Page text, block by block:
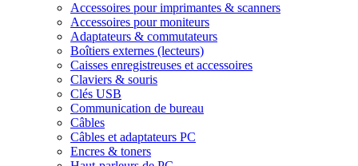
Accessoires pour imprimantes & scanners
Accessoires pour moniteurs
Adaptateurs & commutateurs
Boîtiers externes (lecteurs)
Caisses enregistreuses et accessoires
Claviers & souris
Clés USB
Communication de bureau
Câbles
Câbles et adaptateurs PC
Encres & toners